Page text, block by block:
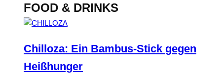
FOOD & DRINKS
Chilloza: Ein Bambus-Stick gegen
Heißhunger